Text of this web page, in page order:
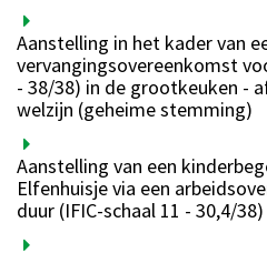
Aanstelling in het kader van
vervangingsovereenkomst
- 38/38) in de grootkeuken -
welzijn (geheime stemming)
Aanstelling van een
Elfenhuisje via een
duur (IFIC-schaal 11 - 30,4/